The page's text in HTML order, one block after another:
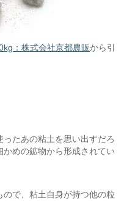
：株式会社京都農販から引
たあの粘土を思い出すだろ
めの鉱物から形成されてい
ので、粘土自身が持つ他の粒